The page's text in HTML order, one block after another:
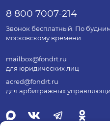
8 800 7007-214
Звонок бесплатный. По
московскому времени.
mailbox@fondrt.ru
для юридических лиц
acred@fondrt.ru
для арбитражных